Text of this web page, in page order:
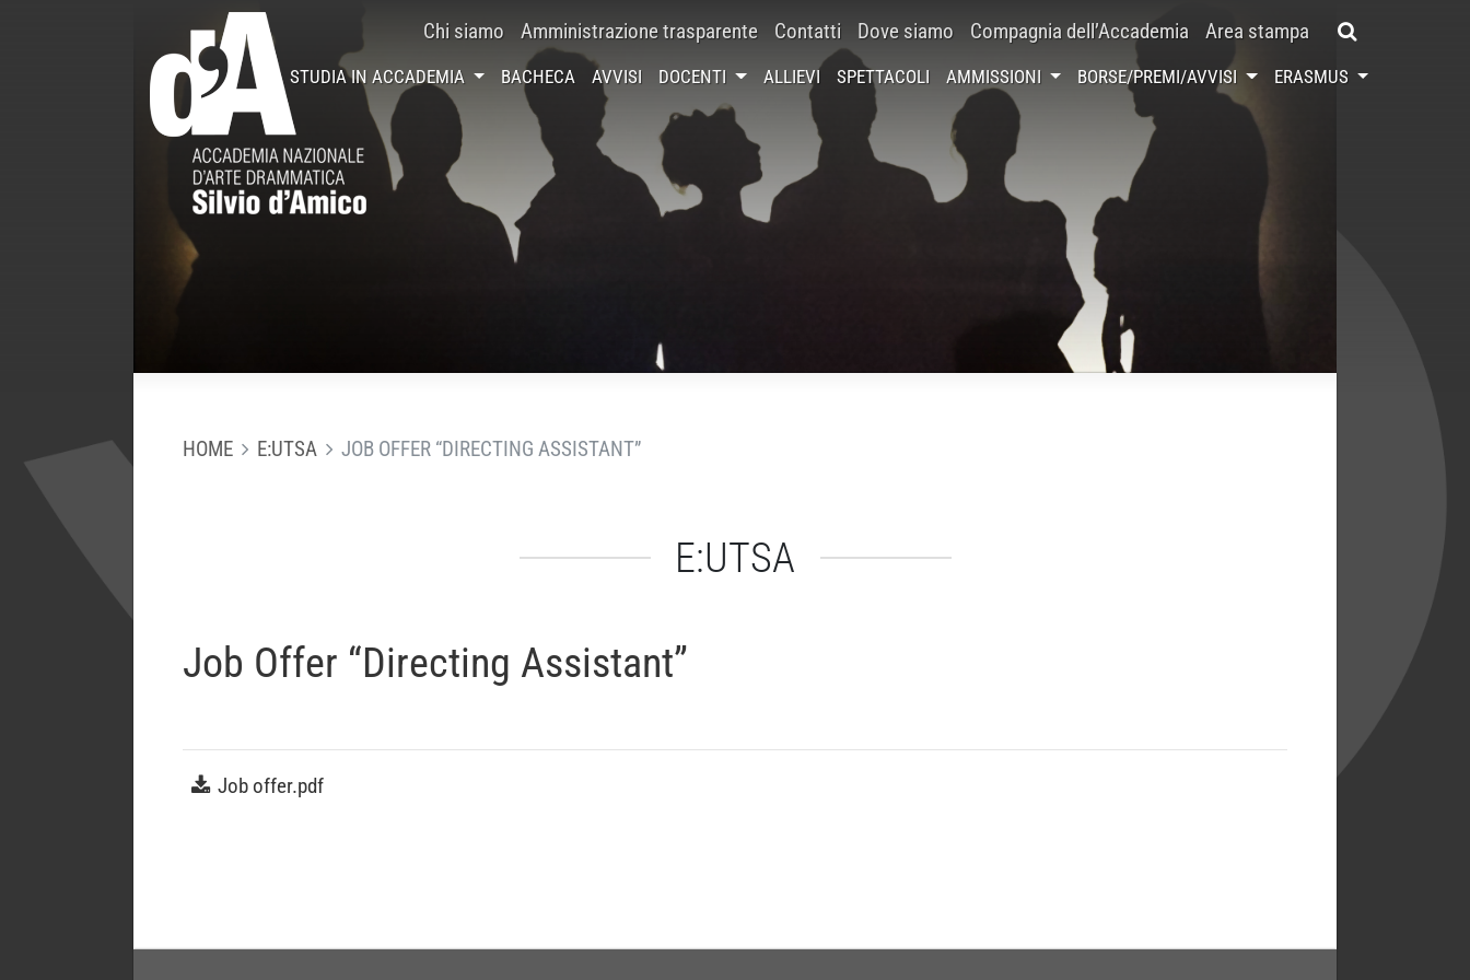
Chi siamo Amministrazione trasparente Contatti Dove siamo Compagnia dell’Accademia Area stampa
STUDIA IN ACCADEMIA BACHECA AVVISI DOCENTI ALLIEVI SPETTACOLI AMMISSIONI BORSE/PREMI/AVVISI ERASMUS
HOME E:UTSA JOB OFFER “DIRECTING ASSISTANT”
E:UTSA
Job Offer “Directing Assistant”
Job offer.pdf